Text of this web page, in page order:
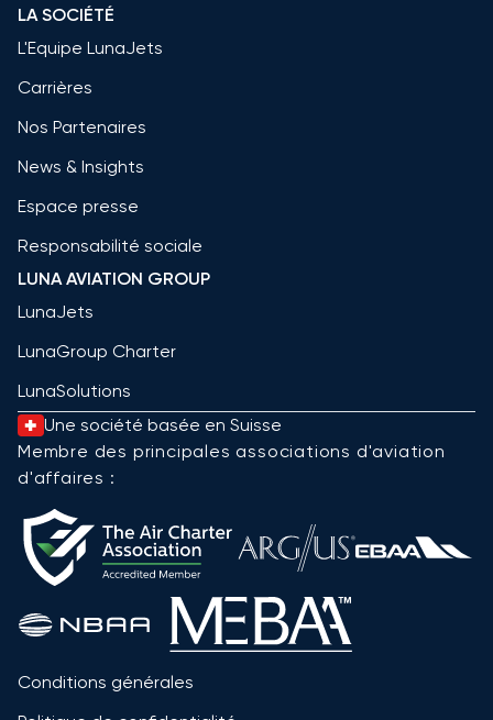
LA SOCIÉTÉ
L'Equipe LunaJets
Carrières
Nos Partenaires
News & Insights
Espace presse
Responsabilité sociale
LUNA AVIATION GROUP
LunaJets
LunaGroup Charter
LunaSolutions
Une société basée en Suisse
Membre des principales associations d'aviation
d'affaires :
Conditions générales